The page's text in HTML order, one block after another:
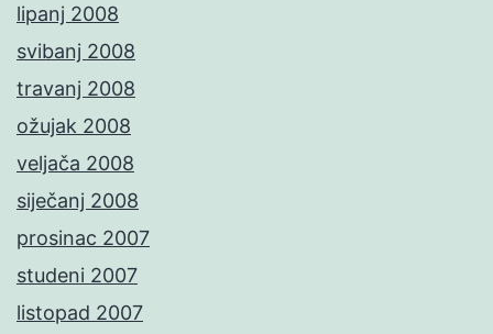
lipanj 2008
svibanj 2008
travanj 2008
ožujak 2008
veljača 2008
siječanj 2008
prosinac 2007
studeni 2007
listopad 2007